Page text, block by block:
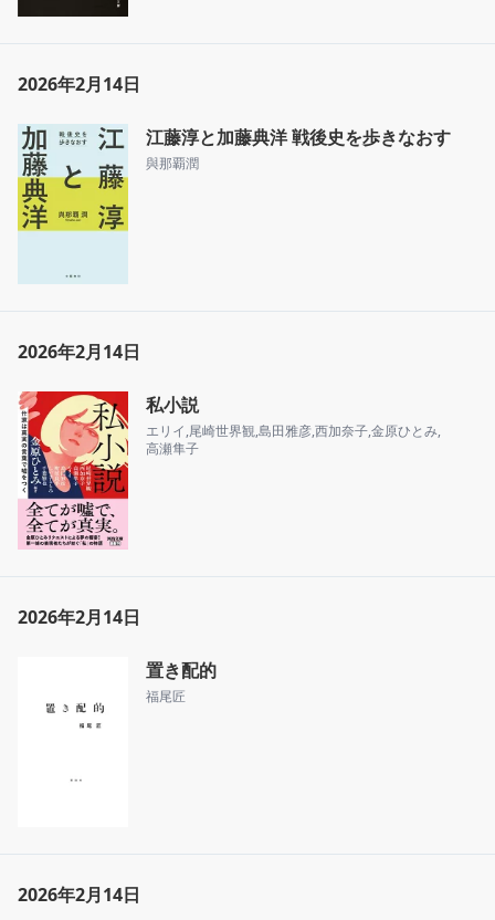
2026年2月14日
江藤淳と加藤典洋 戦後史を歩きなおす
與那覇潤
2026年2月14日
私小説
エリイ,尾崎世界観,島田雅彦,西加奈子,金原ひとみ,
高瀬隼子
2026年2月14日
置き配的
福尾匠
2026年2月14日